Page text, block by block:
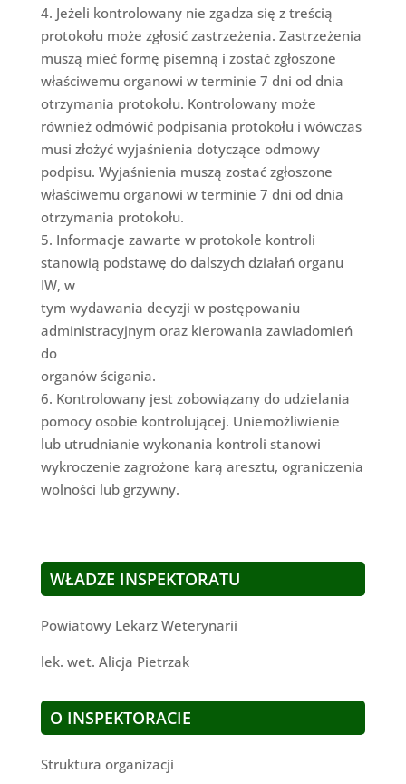
4. Jeżeli kontrolowany nie zgadza się z treścią
protokołu może zgłosić zastrzeżenia. Zastrzeżenia
muszą mieć formę pisemną i zostać zgłoszone
właściwemu organowi w terminie 7 dni od dnia
otrzymania protokołu. Kontrolowany może
również odmówić podpisania protokołu i wówczas
musi złożyć wyjaśnienia dotyczące odmowy
podpisu. Wyjaśnienia muszą zostać zgłoszone
właściwemu organowi w terminie 7 dni od dnia
otrzymania protokołu.
5. Informacje zawarte w protokole kontroli
stanowią podstawę do dalszych działań organu
IW, w
tym wydawania decyzji w postępowaniu
administracyjnym oraz kierowania zawiadomień
do
organów ścigania.
6. Kontrolowany jest zobowiązany do udzielania
pomocy osobie kontrolującej. Uniemożliwienie
lub utrudnianie wykonania kontroli stanowi
wykroczenie zagrożone karą aresztu, ograniczenia
wolności lub grzywny.
WŁADZE INSPEKTORATU
Powiatowy Lekarz Weterynarii
lek. wet. Alicja Pietrzak
O INSPEKTORACIE
Struktura organizacji